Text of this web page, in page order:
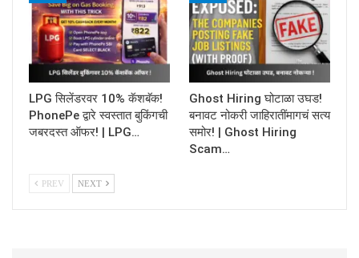
LPG सिलेंडरवर 10% कॅशबॅक!
PhonePe द्वारे स्वस्तात बुकिंगची
जबरदस्त ऑफर! | LPG…
Ghost Hiring घोटाळा उघड!
बनावट नोकरी जाहिरातींमागचं सत्य
समोर! | Ghost Hiring
Scam…
PREV NEXT